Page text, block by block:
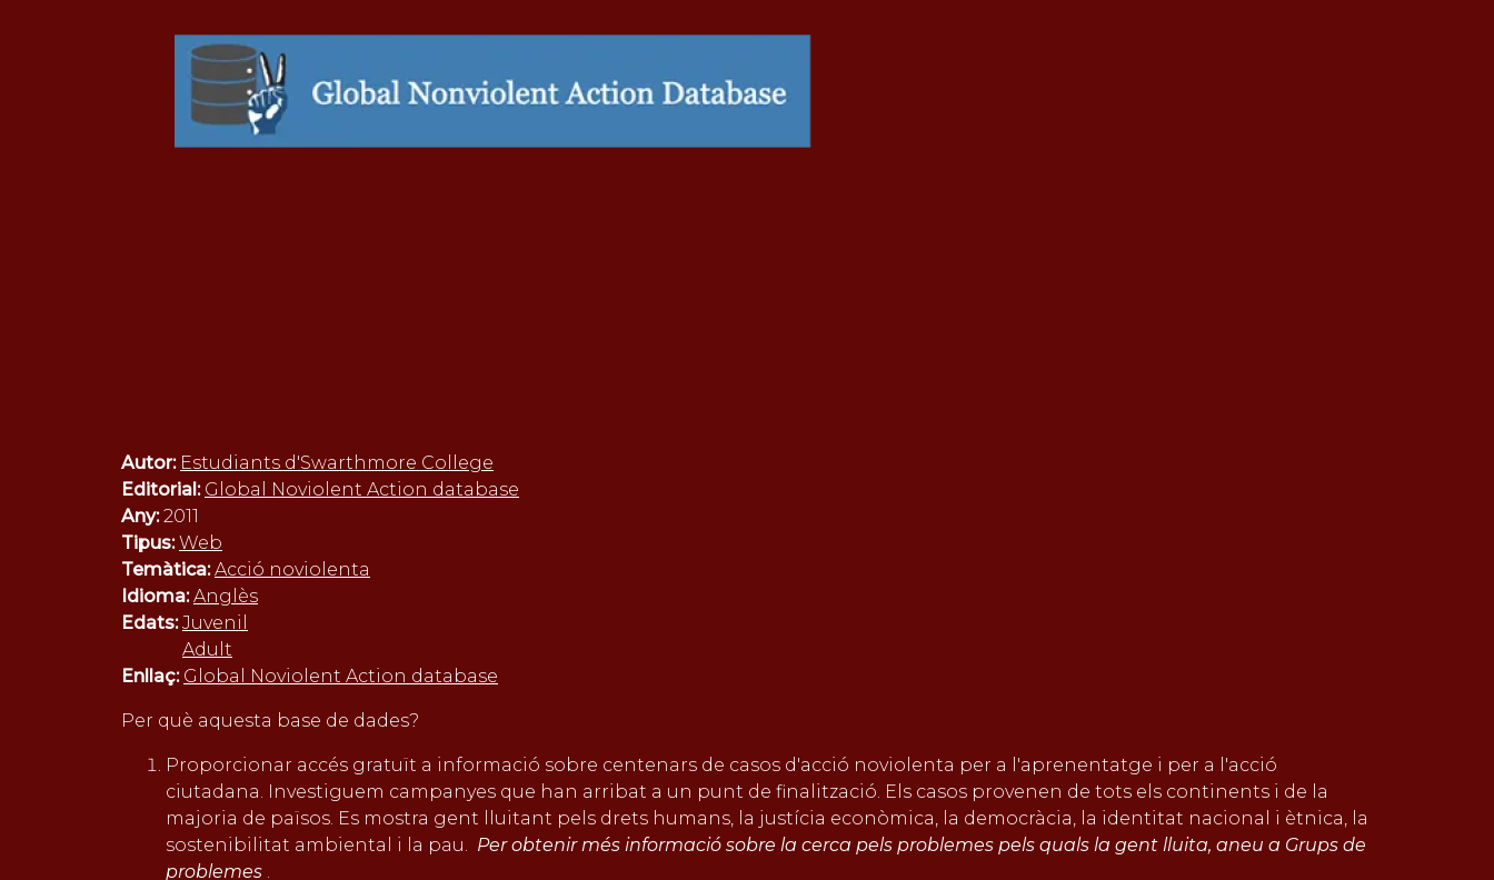
Autor: Estudiants d'Swarthmore College
Editorial: Global Noviolent Action database
Any:2011
Tipus:Web
Temàtica:Acció noviolenta
Idioma:Anglès
Edats:Juvenil
Adult
Enllaç: Global Noviolent Action database
Per què aquesta base de dades?
Proporcionar accés gratuït a informació sobre centenars de casos d'acció noviolenta per a l'aprenentatge i per a l'acció
ciutadana. Investiguem campanyes que han arribat a un punt de finalització. Els casos provenen de tots els continents i de la
majoria de països. Es mostra gent lluitant pels drets humans, la justícia econòmica, la democràcia, la identitat nacional i ètnica, la
sostenibilitat ambiental i la pau. Per obtenir més informació sobre la cerca pels problemes pels quals la gent lluita, aneu a Grups de
problemes